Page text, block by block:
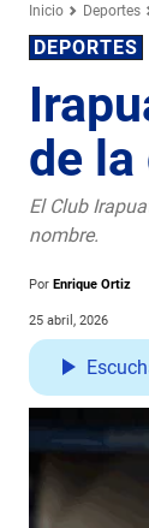
Inicio Deportes
DEPORTES
de
El Club
nombre.
Por Enrique Ortiz
25 abril, 2026